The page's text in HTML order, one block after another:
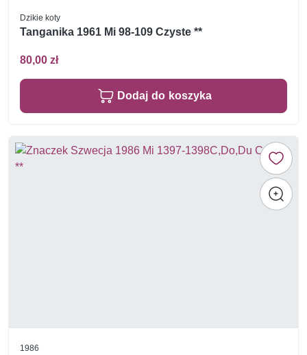
Dzikie koty
Tanganika 1961 Mi 98-109 Czyste **
80,00 zł
Dodaj do koszyka
1986